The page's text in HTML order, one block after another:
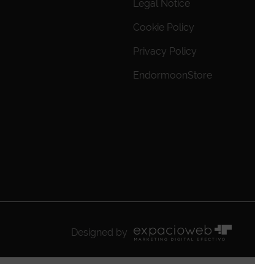
Legal Notice
Cookie Policy
Privacy Policy
EndormoonStore
Designed by